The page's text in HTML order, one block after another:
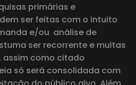
primárias e
ser feitas com o intuito
e/ou análise de
ser recorrente e muitas
assim como citado
só será consolidada com